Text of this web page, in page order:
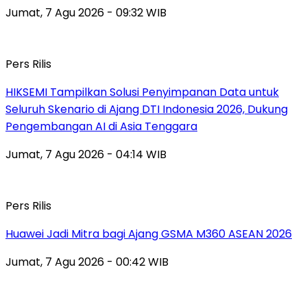
Jumat, 7 Agu 2026 - 09:32 WIB
Pers Rilis
HIKSEMI Tampilkan Solusi Penyimpanan Data untuk
Seluruh Skenario di Ajang DTI Indonesia 2026, Dukung
Pengembangan AI di Asia Tenggara
Jumat, 7 Agu 2026 - 04:14 WIB
Pers Rilis
Huawei Jadi Mitra bagi Ajang GSMA M360 ASEAN 2026
Jumat, 7 Agu 2026 - 00:42 WIB